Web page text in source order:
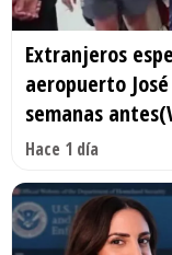
Extranjeros
aeropuerto
semanas
Hace 1 día